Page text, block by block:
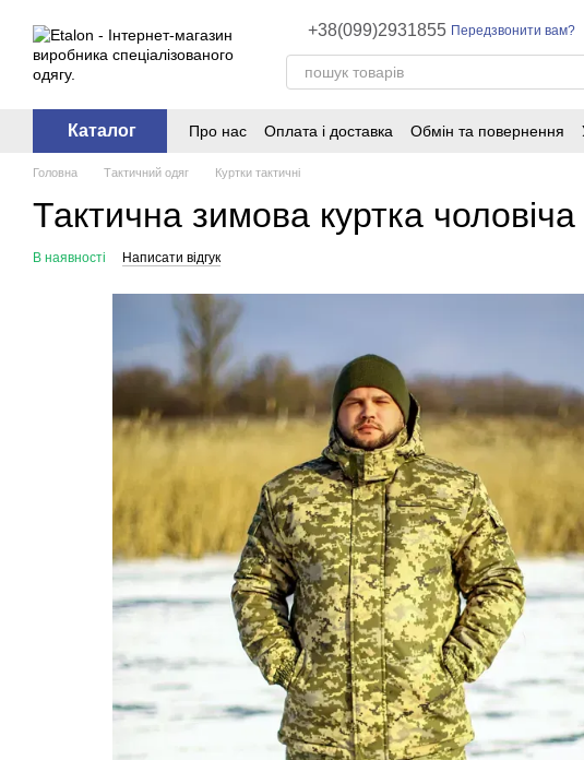
+38(099)2931855 Передзвонити вам?
Каталог Про нас Оплата і доставка Обмін та повернення
Головна Тактичний одяг Куртки тактичні
Тактична зимова куртка
В наявності Написати відгук